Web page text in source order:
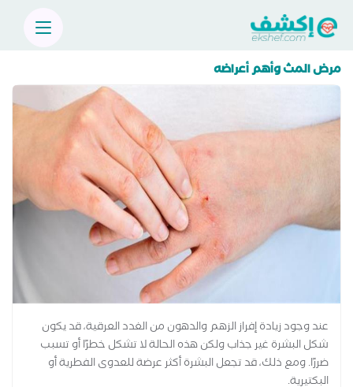
مرض المث وأهم أعراضه
عند وجود زيادة إفراز الزهم والدهون من الغدد العرقية، قد يكون
شكل البشرة غير جذاب ولكن هذه الحالة لا تشكل خطرًا أو تسبب
ضررًا. ومع ذلك، قد تجعل البشرة أكثر عرضة للعدوى الفطرية أو
البكتيرية.